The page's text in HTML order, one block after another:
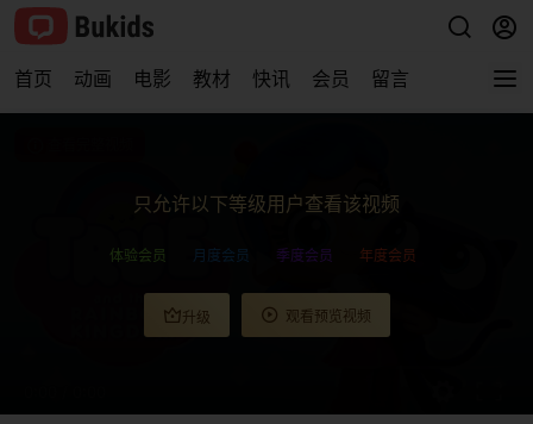
首页 动画 电影 教材 快讯 会员 留言
只允许以下等级用户查看该视频
体验会员 月度会员 季度会员 年度会员
升级 观看预览视频